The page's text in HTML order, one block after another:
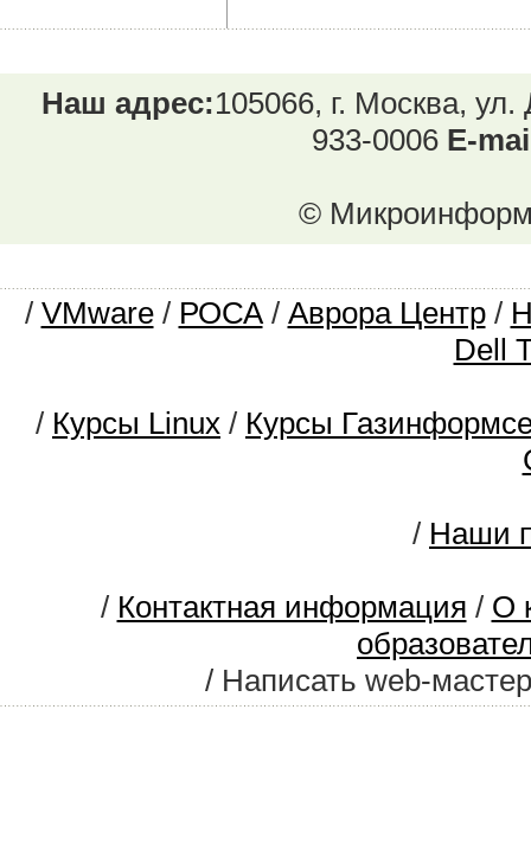
Наш адрес:105066, г. Москва,
933-0006 E-
©
/ VMware/ РОСА/ Аврора Центр/
Dell
/ Курсы Linux / Курсы
/ Наши
/ Контактная информация / О
/ Написать web-